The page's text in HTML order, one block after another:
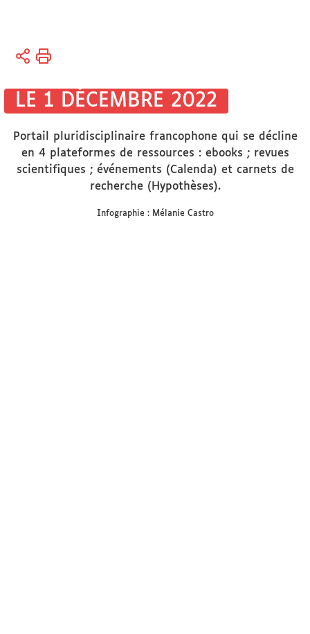
Vous
Accueil
Arts et
LE 1 DÉCEMBRE 2022
Portail pluridisciplinaire francophone qui se décline
en 4 plateformes de ressources : ebooks ; revues
scientifiques ; événements (Calenda) et carnets de
recherche (Hypothèses).
Infographie : Mélanie Castro